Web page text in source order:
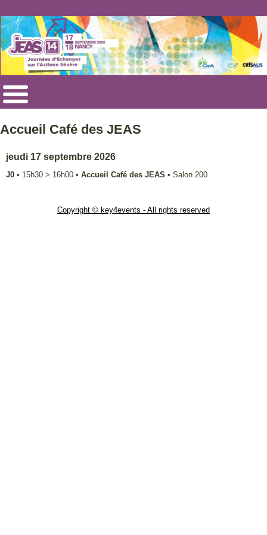
Accueil Café des JEAS
jeudi 17 septembre 2026
J0 • 15h30 > 16h00 • Accueil Café des JEAS • Salon 200
Copyright © key4events - All rights reserved